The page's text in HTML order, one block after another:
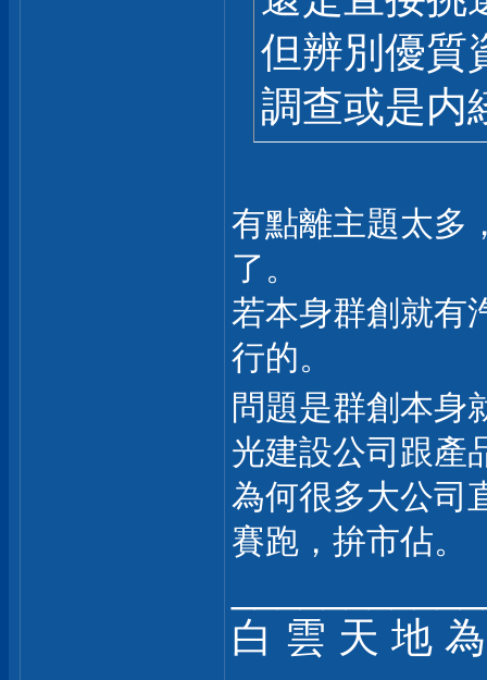
但辨別優質
調查或是内
有點離主題太多
了。
若本身群創就有
行的。
問題是群創本身
光建設公司跟產
為何很多大公司
賽跑，拚市佔。
白 雲 天 地